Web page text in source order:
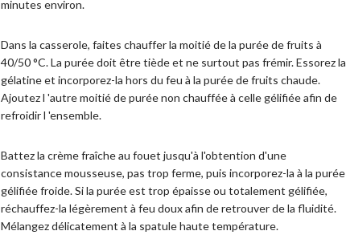
minutes environ.
Dans la casserole, faites chauffer la moitié de la purée de fruits à
40/50 °C. La purée doit être tiède et ne surtout pas frémir. Essorez la
gélatine et incorporez-la hors du feu à la purée de fruits chaude.
Ajoutez l 'autre moitié de purée non chauffée à celle gélifiée afin de
refroidir l 'ensemble.
Battez la crème fraîche au fouet jusqu'à l'obtention d'une
consistance mousseuse, pas trop ferme, puis incorporez-la à la purée
gélifiée froide. Si la purée est trop épaisse ou totalement gélifiée,
réchauffez-la légèrement à feu doux afin de retrouver de la fluidité.
Mélangez délicatement à la spatule haute température.